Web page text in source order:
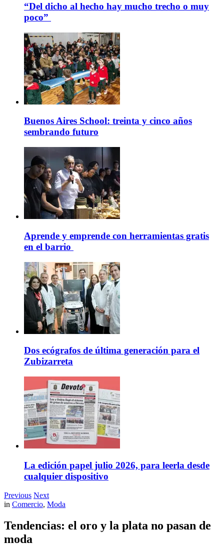
“Del dicho al hecho hay mucho trecho o muy
poco”
Buenos Aires School: treinta y cinco años
sembrando futuro
Aprende y emprende con herramientas gratis
en el barrio
Dos ecógrafos de última generación para el
Zubizarreta
La edición papel julio 2026, para leerla desde
cualquier dispositivo
Previous Next
in Comercio, Moda
Tendencias: el oro y la plata no pasan de
moda